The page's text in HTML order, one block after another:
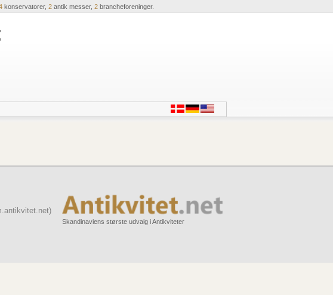
konservatorer, 2antik messer, 2brancheforeninger.
Skandinaviens største udvalg i Antikviteter